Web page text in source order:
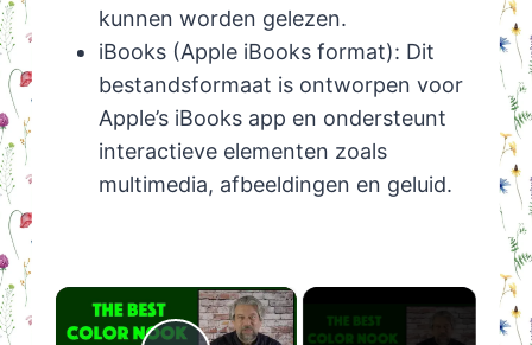
kunnen worden gelezen.
iBooks (Apple iBooks format): Dit
bestandsformaat is ontworpen voor
Apple’s iBooks app en ondersteunt
interactieve elementen zoals
multimedia, afbeeldingen en geluid.
×